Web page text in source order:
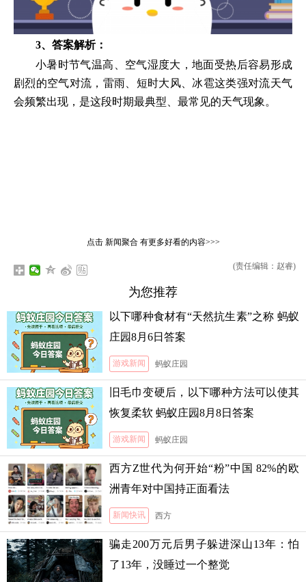
3、答案解析：
小暑时节气温高、空气湿度大，地面受热后容易形成
剧烈的空气对流，雷雨、短时大风、冰雹这类强对流天气
会频繁出现，是这段时期最典型、最常见的天气现象。
点击 新闻聚合有更多好看的内容>>>
(责任编辑：赵睿)
为您推荐
以下哪种食材有“天然抗生素”之称 蚂蚁
庄园8月6日答案
游戏新闻 蚂蚁庄园
旧毛巾变硬后，以下哪种方法可以使其
恢复柔软 蚂蚁庄园8月8日答案
游戏新闻 蚂蚁庄园
西方Z世代为何开始“粉”中国 82%的欧
洲青年对中国持正面看法
新闻快讯 西方
骗走200万元后男子躲进深山13年：怕
了13年，没睡过一个整觉